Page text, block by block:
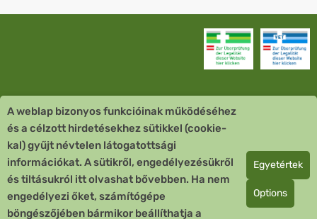
Vevőszolgálat
Quick Links
Fizetési mód
A weblap bizonyos funkcióinak működéséhez
és a célzott hirdetésekhez sütikkel (cookie-
kal) gyűjt névtelen látogatottsági
információkat. A sütikről, engedélyezésükről
és tiltásukról itt olvashat bővebben. Ha nem
engedélyezi őket, számítógépe
böngészőjében bármikor beállíthatja a
Egyetértek
Options